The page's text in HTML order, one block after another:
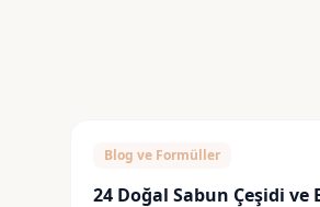
Blog ve Formüller
24 Doğal Sabun Çeşidi ve